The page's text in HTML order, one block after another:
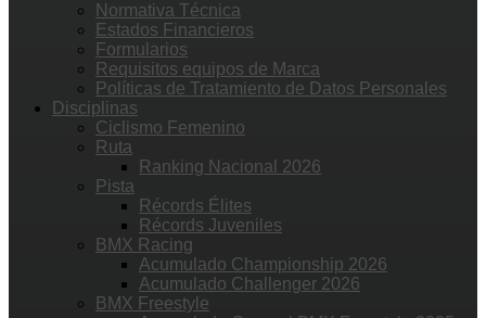
Normativa Técnica
Estados Financieros
Formularios
Requisitos equipos de Marca
Políticas de Tratamiento de Datos Personales
Disciplinas
Ciclismo Femenino
Ruta
Ranking Nacional 2026
Pista
Récords Élites
Récords Juveniles
BMX Racing
Acumulado Championship 2026
Acumulado Challenger 2026
BMX Freestyle